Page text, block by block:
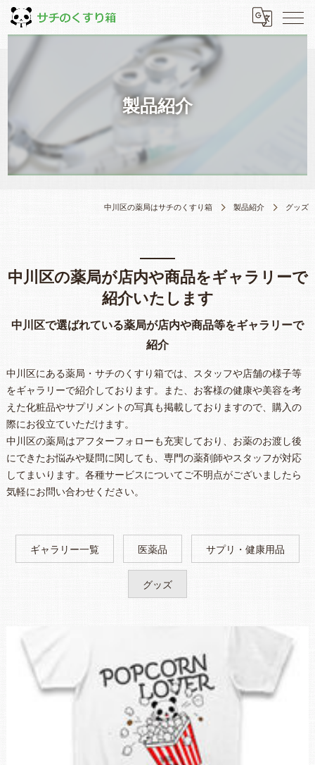
製品紹介
中川区の薬局はサチのくすり箱 製品紹介 グッズ
中川区の薬局が店内や商品をギャラリーで
紹介いたします
中川区で選ばれている薬局が店内や商品等をギャラリーで
紹介
中川区にある薬局・サチのくすり箱では、スタッフや店舗の様子等
をギャラリーで紹介しております。また、お客様の健康や美容を考
えた化粧品やサプリメントの写真も掲載しておりますので、購入の
際にお役立ていただけます。
中川区の薬局はアフターフォローも充実しており、お薬のお渡し後
にできたお悩みや疑問に関しても、専門の薬剤師やスタッフが対応
してまいります。各種サービスについてご不明点がございましたら
気軽にお問い合わせください。
ギャラリー一覧 医薬品 サプリ・健康用品
グッズ